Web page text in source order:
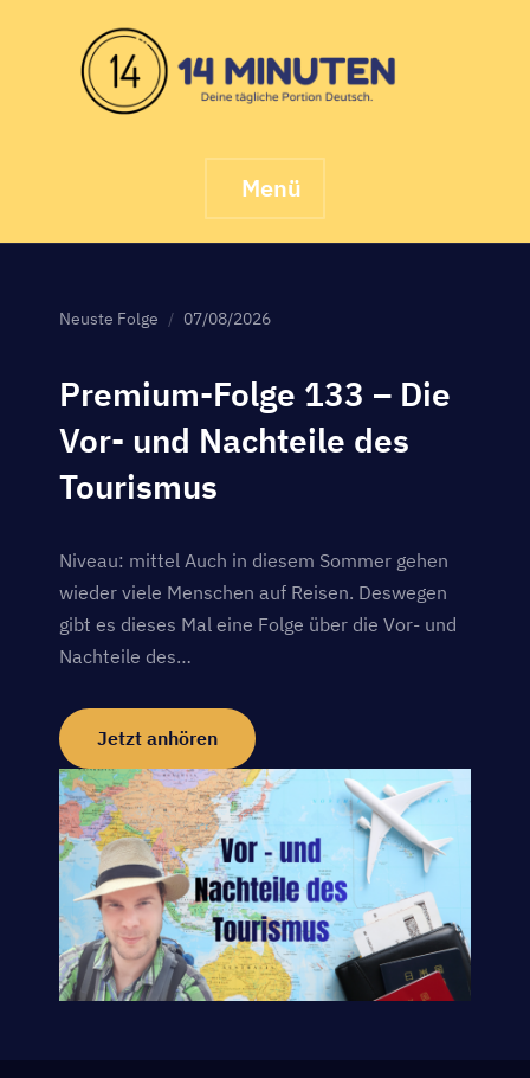
content
Menü
Neuste Folge 07/08/2026
Premium-Folge 133 – Die
Vor- und Nachteile des
Tourismus
Niveau: mittel Auch in diesem Sommer gehen
wieder viele Menschen auf Reisen. Deswegen
gibt es dieses Mal eine Folge über die Vor- und
Nachteile des…
Jetzt anhören